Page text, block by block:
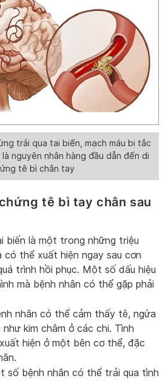
trải qua tai biến, mạch máu bị tắc
nguyên nhân hàng đầu dẫn đến di
tê bì chân tay
tê bì tay chân sau
biến là một trong những triệu
có thể xuất hiện ngay sau cơn
trình hồi phục. Một số dấu hiệu
mà bệnh nhân có thể gặp phải
nhân có thể cảm thấy tê, ngứa
kim châm ở các chi. Tình
hiện ở một bên cơ thể, đặc
số bệnh nhân có thể trải qua tình